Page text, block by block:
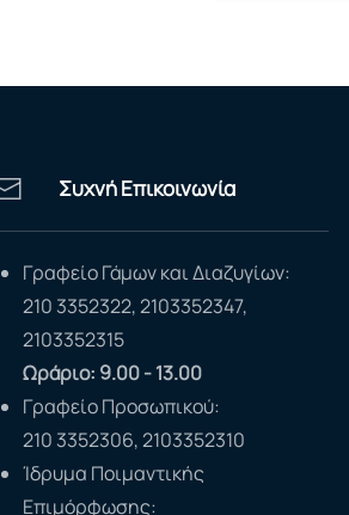
Συχνή Επικοινωνία
Γραφείο Γάμων και Διαζυγίων:
210 3352322, 2103352347,
2103352315
Ωράριο: 9.00 - 13.00
Γραφείο Προσωπικού:
210 3352306, 2103352310
Ίδρυμα Ποιμαντικής
Επιμόρφωσης: